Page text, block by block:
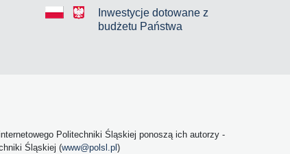
Inwestycje dotowane z
budżetu Państwa
Politechniki Śląskiej ponoszą ich autorzy -
Śląskiej (www@polsl.pl )